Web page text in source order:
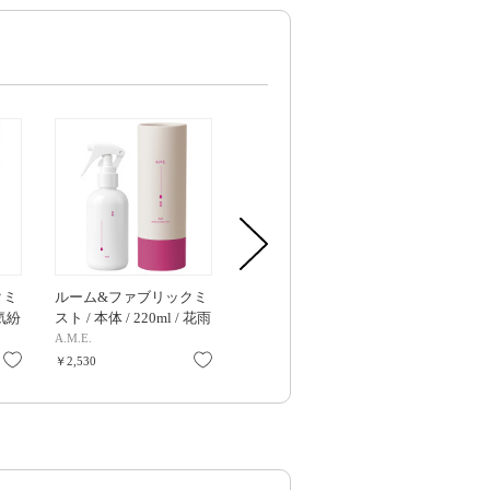
紛
お気に入り
ルーム&ファブリックミ
スト / 本体 / 220ml / 花雨
A.M.E.
￥2,530